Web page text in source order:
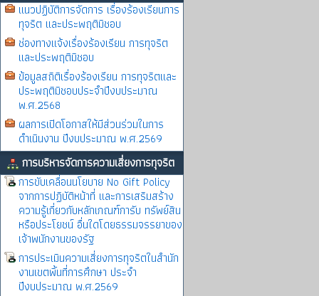
แนวปฏิบัติการจัดการ เรื่องร้องเรียนการ
ทุจริต และประพฤติมิชอบ
ช่องทางแจ้งเรื่องร้องเรียน การทุจริต
และประพฤติมิชอบ
ข้อมูลสถิติเรื่องร้องเรียน การทุจริตและ
ประพฤติมิชอบประจำปีงบประมาณ
พ.ศ.2568
ผลการเปิดโอกาสให้มีส่วนร่วมในการ
ดำเนินงาน ปีงบประมาณ พ.ศ.2569
การบริหารจัดการความเสี่ยงการทุจริต
การขับเคลื่อนนโยบาย No Gift Policy
จากการปฏิบัติหน้าที่ และการเสริมสร้าง
ความรู้เกี่ยวกับหลักเกณฑ์การับ ทรัพย์สิน
หรือประโยชน์ อื่นใดโดยธรรมจรรยาของ
เจ้าพนักงานของรัฐ
การประเมินความเสี่ยงการทุจริตในสำนัก
งานเขตพิ้นที่การศึกษา ประจำ
ปีงบประมาณ พ.ศ.2569